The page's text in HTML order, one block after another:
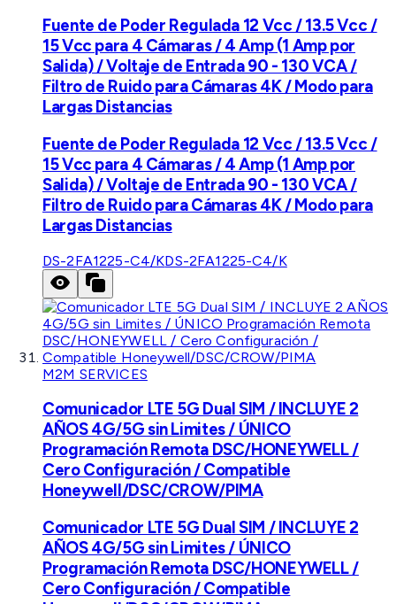
Fuente de Poder Regulada 12 Vcc / 13.5 Vcc /
15 Vcc para 4 Cámaras / 4 Amp (1 Amp por
Salida) / Voltaje de Entrada 90 - 130 VCA /
Filtro de Ruido para Cámaras 4K / Modo para
Largas Distancias
Fuente de Poder Regulada 12 Vcc / 13.5 Vcc /
15 Vcc para 4 Cámaras / 4 Amp (1 Amp por
Salida) / Voltaje de Entrada 90 - 130 VCA /
Filtro de Ruido para Cámaras 4K / Modo para
Largas Distancias
DS-2FA1225-C4/KDS-2FA1225-C4/K
M2M SERVICES
Comunicador LTE 5G Dual SIM / INCLUYE 2
AÑOS 4G/5G sin Limites / ÚNICO
Programación Remota DSC/HONEYWELL /
Cero Configuración / Compatible
Honeywell/DSC/CROW/PIMA
Comunicador LTE 5G Dual SIM / INCLUYE 2
AÑOS 4G/5G sin Limites / ÚNICO
Programación Remota DSC/HONEYWELL /
Cero Configuración / Compatible